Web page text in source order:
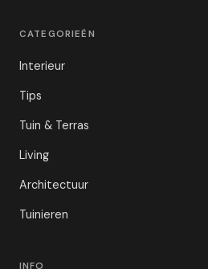
CATEGORIEËN
Interieur
Tips
Tuin & Terras
Living
Architectuur
Tuinieren
INFO